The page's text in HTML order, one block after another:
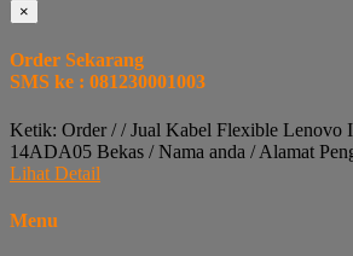
×
Order Sekarang
SMS ke : 081230001003
Ketik: Order / / Jual Kabel Flexible Lenovo
14ADA05 Bekas / Nama anda / Alamat
Lihat Detail
Menu